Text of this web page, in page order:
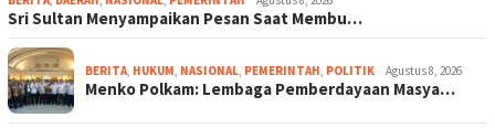
Sri Sultan Menyampaikan Pesan Saat Membu…
BERITA, HUKUM, NASIONAL, PEMERINTAH, POLITIK Agustus 8, 2026
Menko Polkam: Lembaga Pemberdayaan Masya…